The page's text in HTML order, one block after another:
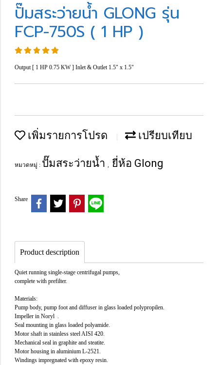
ปั๊มสระว่ายน้ำ GLONG รุ่น
FCP-750S ( 1 HP )
Output [ 1 HP 0.75 KW ] Inlet & Outlet 1.5" x 1.5"
เพิ่มรายการโปรด เปรียบเทียบ
หมวดหมู่ : ปั๊มสระว่ายน้ำ , ยี่ห้อ Glong
Share
Product description
Quiet running single-stage centrifugal pumps,
complete with prefilter.
Materials:
Pump body, pump foot and diffuser in glass loaded polypropilen.
Impeller in Noryl .
Seal mounting in glass loaded polyamide.
Motor shaft in stainless steel AISI 420.
Mechanical seal in graphite and steatite.
Motor housing in aluminium L-2521.
Windings impregnated with epoxy resin.